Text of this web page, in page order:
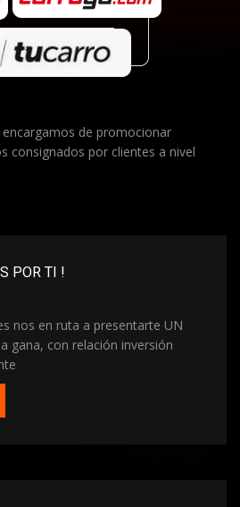
encargamos de promocionar
consignados por clientes a nivel
POR TI !
nos en ruta a presentarte UN
gana, con relación inversión